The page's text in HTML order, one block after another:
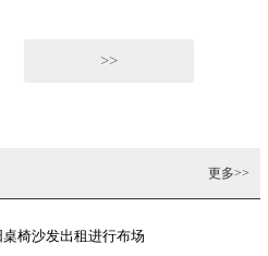
>>
更多>>
椅沙发出租进行布场